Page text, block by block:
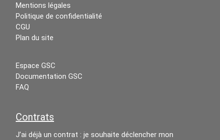
Mentions légales
Politique de confidentialité
CGU
Plan du site
Espace GSC
Documentation GSC
FAQ
Contrats
J’ai déjà un contrat : je souhaite déclencher mon